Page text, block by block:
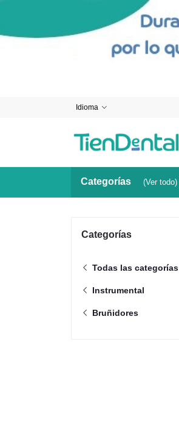
Idioma
Categorías (Ver todo)
Categorías
Todas las categorías
Instrumental
Bruñidores